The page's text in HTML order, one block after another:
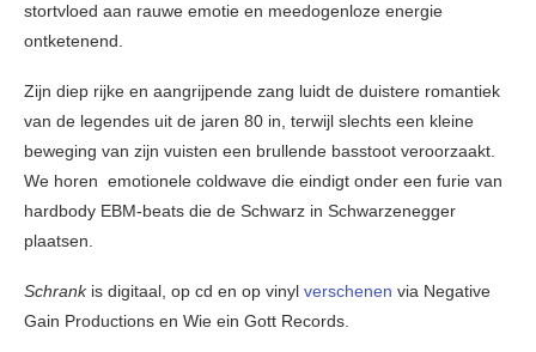
stortvloed aan rauwe emotie en meedogenloze energie
ontketenend.
Zijn diep rijke en aangrijpende zang luidt de duistere romantiek
van de legendes uit de jaren 80 in, terwijl slechts een kleine
beweging van zijn vuisten een brullende basstoot veroorzaakt.
We horen emotionele coldwave die eindigt onder een furie van
hardbody EBM-beats die de Schwarz in Schwarzenegger
plaatsen.
Schrank is digitaal, op cd en op vinyl verschenen via Negative
Gain Productions en Wie ein Gott Records.